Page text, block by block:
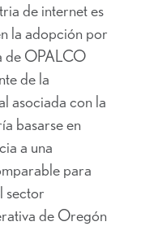
de internet es
la adopción por
de OPALCO
de la
asociada con la
basarse en
a una
para
sector
de Oregón